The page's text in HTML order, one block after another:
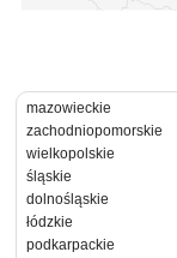
mazowieckie
zachodniopomorskie
wielkopolskie
śląskie
dolnośląskie
łódzkie
podkarpackie